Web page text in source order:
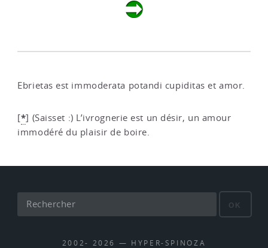
Ebrietas est immoderata potandi cupiditas et amor.
[*] (Saisset :) L’ivrognerie est un désir, un amour
immodéré du plaisir de boire.
OK
2002- 2026 — HYPER-SPINOZA